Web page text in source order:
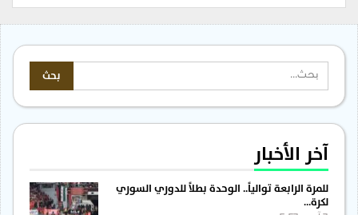
آخر الأخبار
للمرة الرابعة توالياً.. الوحدة بطلاً للدوري السوري
لكرة…